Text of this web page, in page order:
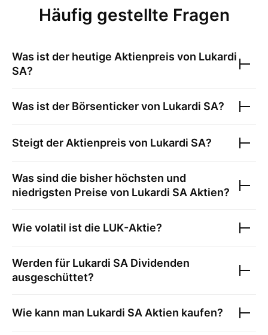
Häufig gestellte Fragen
Was ist der heutige Aktienpreis von Lukardi
SA?
Was ist der Börsenticker von Lukardi SA?
Steigt der Aktienpreis von Lukardi SA?
Was sind die bisher höchsten und
niedrigsten Preise von Lukardi SA Aktien?
Wie volatil ist die LUK-Aktie?
Werden für Lukardi SA Dividenden
ausgeschüttet?
Wie kann man Lukardi SA Aktien kaufen?